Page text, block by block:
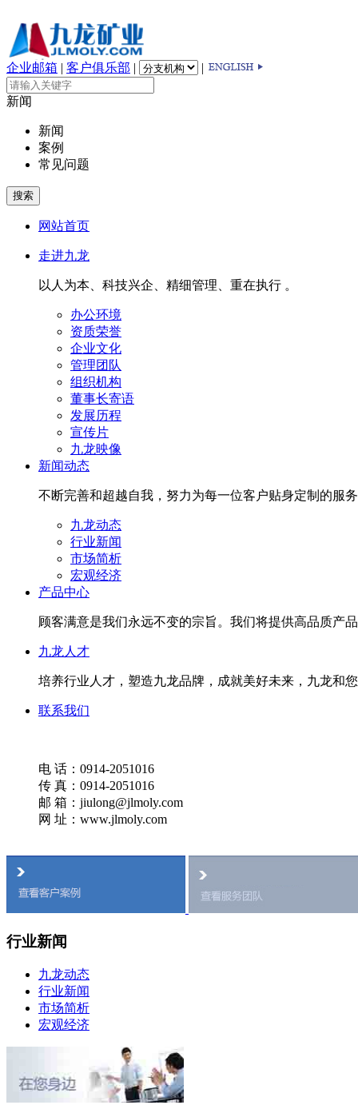
企业邮箱 | 客户俱乐部 | |
新闻
新闻
案例
常见问题
网站首页
走进九龙
以人为本、科技兴企、精细管理、重在执行 。
办公环境
资质荣誉
企业文化
管理团队
组织机构
董事长寄语
发展历程
宣传片
九龙映像
新闻动态
不断完善和超越自我，努力为每一位客户贴身定制的服
九龙动态
行业新闻
市场简析
宏观经济
产品中心
顾客满意是我们永远不变的宗旨。我们将提供高品质产
九龙人才
培养行业人才，塑造九龙品牌，成就美好未来，九龙和
联系我们
电 话：0914-2051016
传 真：0914-2051016
邮 箱：jiulong@jlmoly.com
网 址：www.jlmoly.com
行业新闻
九龙动态
行业新闻
市场简析
宏观经济